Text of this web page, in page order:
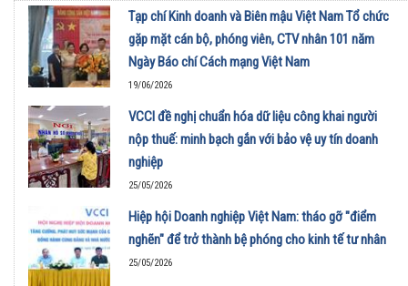
Tạp chí Kinh doanh và Biên mậu Việt Nam Tổ chức
gặp mặt cán bộ, phóng viên, CTV nhân 101 năm
Ngày Báo chí Cách mạng Việt Nam
19/06/2026
VCCI đề nghị chuẩn hóa dữ liệu công khai người
nộp thuế: minh bạch gắn với bảo vệ uy tín doanh
nghiệp
25/05/2026
Hiệp hội Doanh nghiệp Việt Nam: tháo gỡ "điểm
nghẽn" để trở thành bệ phóng cho kinh tế tư nhân
25/05/2026